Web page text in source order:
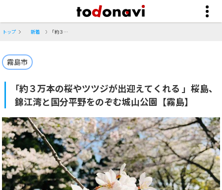
トップ 新着 ｢約３万本の桜やツツジが出迎えてくれる 」桜島、錦江湾と国分平野をのぞむ城山公園【霧島】
霧島市
｢約３万本の桜やツツジが出迎えてくれる 」桜島、
錦江湾と国分平野をのぞむ城山公園【霧島】